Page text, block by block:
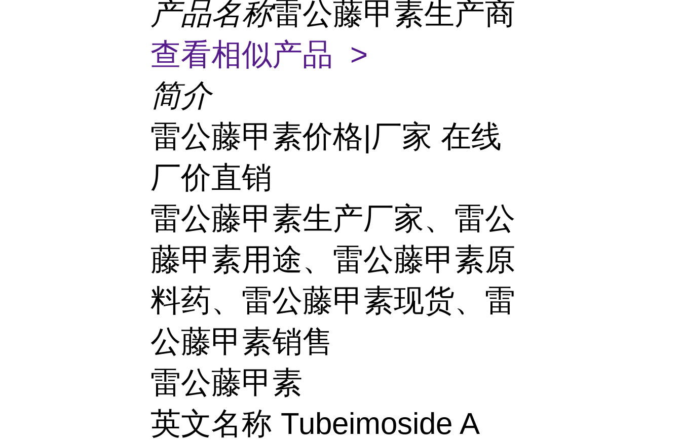
产品名称雷公藤甲素生产商
查看相似产品 >
简介
雷公藤甲素价格|厂家 在线
厂价直销
雷公藤甲素生产厂家、雷公
藤甲素用途、雷公藤甲素原
料药、雷公藤甲素现货、雷
公藤甲素销售
雷公藤甲素
英文名称 Tubeimoside A